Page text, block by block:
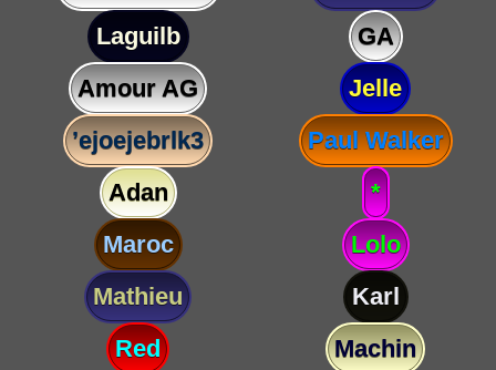
Laguilb
GA
Amour AG
Jelle
’ejoejebrlk3
Paul Walker
Adan
*
Maroc
Lolo
Mathieu
Karl
Red
Machin